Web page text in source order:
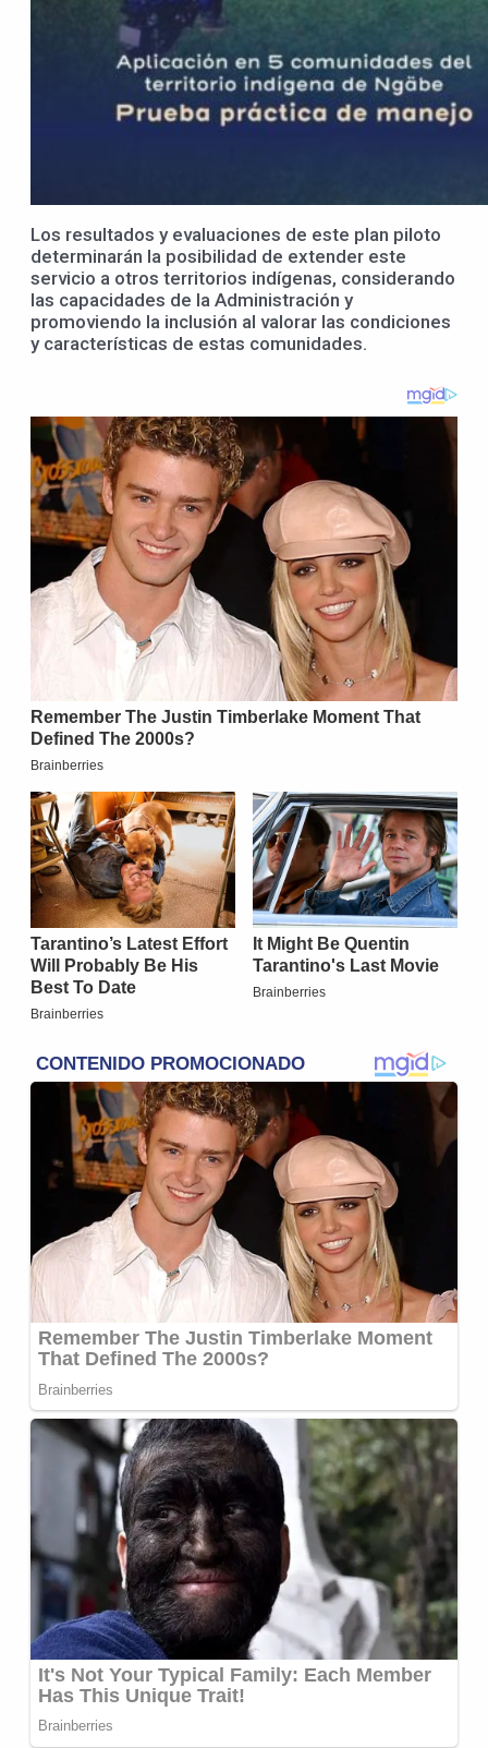
Los resultados y evaluaciones de este plan piloto
determinarán la posibilidad de extender este
servicio a otros territorios indígenas, considerando
las capacidades de la Administración y
promoviendo la inclusión al valorar las condiciones
y características de estas comunidades.